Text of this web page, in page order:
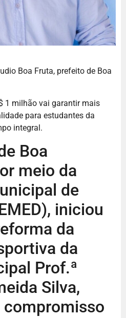
Boa Fruta, prefeito de Boa
1 milhão vai garantir mais
para estudantes da
integral.
Boa
meio da
de
iniciou
da
da
Prof.ª
Silva,